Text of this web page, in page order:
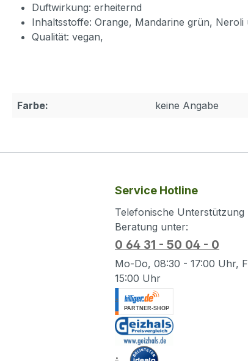
Duftwirkung: erheiternd
Inhaltsstoffe: Orange, Mandarine grün, Neroli
Qualität: vegan,
Farbe: keine Angabe
Service Hotline
Telefonische Unterstützung
Beratung unter:
0 64 31 - 50 04 - 0
Mo-Do, 08:30 - 17:00 Uhr,
15:00 Uhr
.
.